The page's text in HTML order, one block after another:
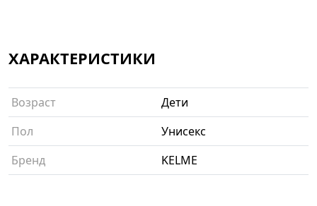
ХАРАКТЕРИСТИКИ
Возраст
Дети
Пол
Унисекс
Бренд
KELME